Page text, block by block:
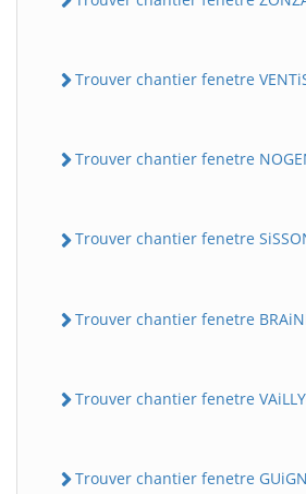
Trouver chantier fenetre
Trouver chantier fenetre
Trouver chantier fenetre
Trouver chantier fenetre
Trouver chantier fenetre
Trouver chantier fenetre